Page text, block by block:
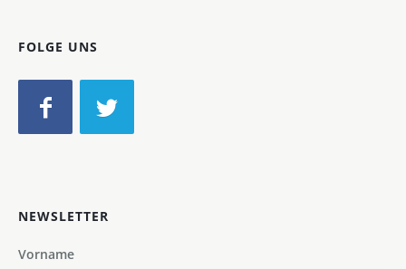
FOLGE UNS
NEWSLETTER
Vorname